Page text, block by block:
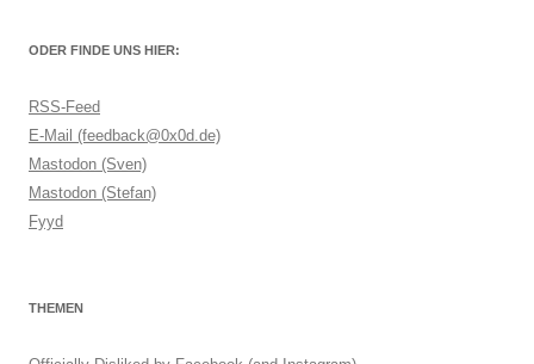
ODER FINDE UNS HIER:
RSS-Feed
E-Mail (feedback@0x0d.de)
Mastodon (Sven)
Mastodon (Stefan)
Fyyd
THEMEN